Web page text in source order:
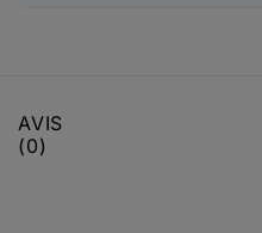
AVIS
(0)